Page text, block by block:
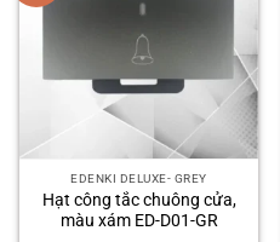
EDENKI DELUXE- GREY
Hạt công tắc chuông cửa,
màu xám ED-D01-GR